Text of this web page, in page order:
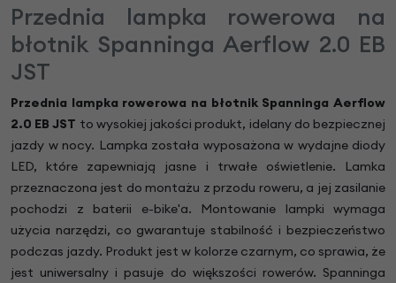
Przednia lampka rowerowa na
błotnik Spanninga Aerflow 2.0 EB
JST
Przednia lampka rowerowa na błotnik Spanninga Aerflow
2.0 EB JST to wysokiej jakości produkt, idelany do bezpiecznej
jazdy w nocy. Lampka została wyposażona w wydajne diody
LED, które zapewniają jasne i trwałe oświetlenie. Lamka
przeznaczona jest do montażu z przodu roweru, a jej zasilanie
pochodzi z baterii e-bike'a. Montowanie lampki wymaga
użycia narzędzi, co gwarantuje stabilność i bezpieczeństwo
podczas jazdy. Produkt jest w kolorze czarnym, co sprawia, że
jest uniwersalny i pasuje do większości rowerów. Spanninga